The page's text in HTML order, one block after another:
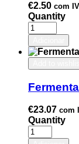
€2.50 com
Quantity
€23.07 com
Quantity